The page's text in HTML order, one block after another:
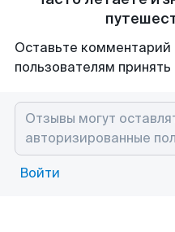
Оставьте
пользователям
Войти